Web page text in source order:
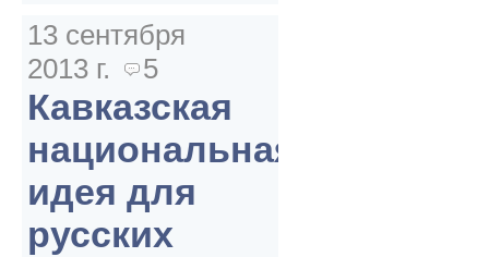
13 сентября
2013 г.
5
Кавказская
национальная
идея для
русских